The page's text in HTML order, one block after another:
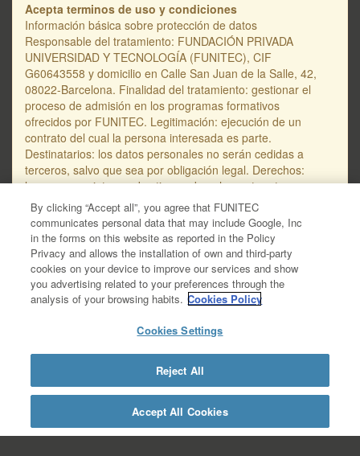
Acepta terminos de uso y condiciones
Información básica sobre protección de datos
Responsable del tratamiento: FUNDACIÓN PRIVADA
UNIVERSIDAD Y TECNOLOGÍA (FUNITEC), CIF
G60643558 y domicilio en Calle San Juan de la Salle, 42,
08022-Barcelona. Finalidad del tratamiento: gestionar el
proceso de admisión en los programas formativos
ofrecidos por FUNITEC. Legitimación: ejecución de un
contrato del cual la persona interesada es parte.
Destinatarios: los datos personales no serán cedidas a
terceros, salvo que sea por obligación legal. Derechos:
las personas interesadas tienen derecho, entre otros, a
solicitar el acceso, supresión o rectificación de sus datos
personales, así como a oponerse a su tratamiento. La
dirección de correo electrónico para dirigir solicitudes en
referencia a la protección de los datos personales es
protecciodades@salle.url.edu. Encontraréis información
adicional y detallada sobre protección de datos en la
Política de Privacidad de Datos – RGPD, disponible en
salle/informacio-legal/documentacio-complementaria-
academica/informacio-detallada-gestio-academica.
https://www.salleurl.edu/es/la-salle/informacion-
legal/documentacion-complementaria-politica-
privacidad/informacion-basica-gestion-
academica/informacion-detallada-gestion-academica
By clicking “Accept all”, you agree that FUNITEC
communicates personal data that may include Google, Inc
in the forms on this website as reported in the Policy
Privacy and allows the installation of own and third-party
cookies on your device to improve our services and show
you advertising related to your preferences through the
analysis of your browsing habits. Cookies Policy
Cookies Settings
Reject All
Accept All Cookies